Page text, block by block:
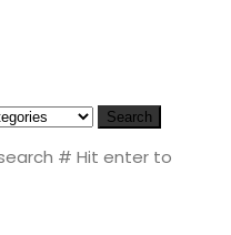
Search
# Hit enter to